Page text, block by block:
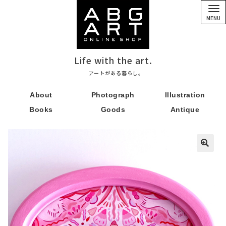
Life with the art.
アートがある暮らし。
MENU
About Photograph
Illustration
Books
Goods Antique